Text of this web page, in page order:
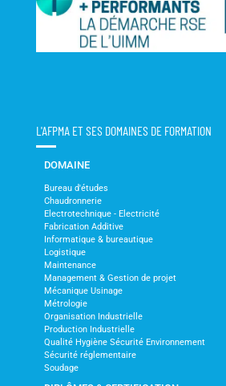
L'AFPMA ET SES DOMAINES DE FORMATION
DOMAINE
Bureau d'études
Chaudronnerie
Electrotechnique - Electricité
Fabrication Additive
Informatique & bureautique
Logistique
Maintenance
Management & Gestion de projet
Mécanique Usinage
Métrologie
Organisation Industrielle
Production Industrielle
Qualité Hygiène Sécurité Environnement
Sécurité réglementaire
Soudage